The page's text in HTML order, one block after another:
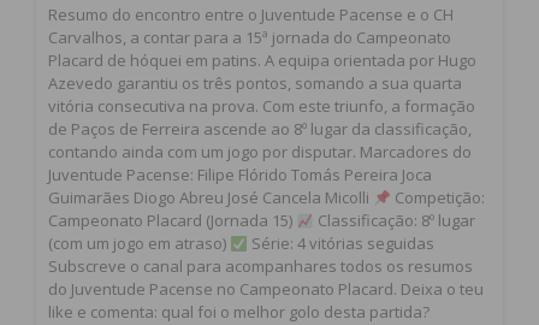
Resumo do encontro entre o Juventude Pacense e o CH
Carvalhos, a contar para a 15ª jornada do Campeonato
Placard de hóquei em patins. A equipa orientada por Hugo
Azevedo garantiu os três pontos, somando a sua quarta
vitória consecutiva na prova. Com este triunfo, a formação
de Paços de Ferreira ascende ao 8º lugar da classificação,
contando ainda com um jogo por disputar. Marcadores do
Juventude Pacense: Filipe Flórido Tomás Pereira Joca
Guimarães Diogo Abreu José Cancela Micolli
Competição:
Campeonato Placard (Jornada 15)
Classificação: 8º lugar
(com um jogo em atraso)
Série: 4 vitórias seguidas
Subscreve o canal para acompanhares todos os resumos
do Juventude Pacense no Campeonato Placard. Deixa o teu
like e comenta: qual foi o melhor golo desta partida?